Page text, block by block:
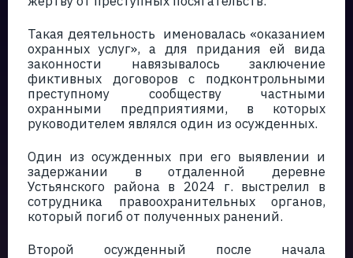
Такая деятельность именовалась «оказанием
охранных услуг», а для придания ей вида
законности навязывалось заключение
фиктивных договоров с подконтрольными
преступному сообществу частными
охранными предприятиями, в которых
руководителем являлся один из осужденных.
Один из осужденных при его выявлении и
задержании в отдаленной деревне
Устьянского района в 2024 г. выстрелил в
сотрудника правоохранительных органов,
который погиб от полученных ранений.
Второй осужденный после начала